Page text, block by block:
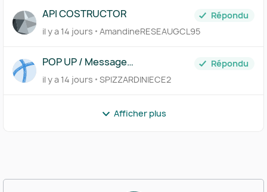
API COSTRUCTOR
Répondu
il y a 14 jours
AmandineRESEAUGCL95
POP UP / Message
hebdomadaire ou journalier de
dépôts de factures par un client
Répondu
il y a 14 jours
SPIZZARDINIECE2
Afficher plus